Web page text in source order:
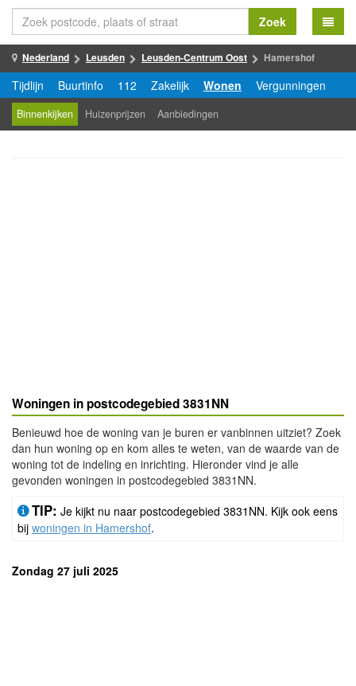
Zoek
Nederland Leusden Leusden-Centrum Oost Hamershof
Tijdlijn Buurtinfo 112 Zakelijk Wonen Vergunningen
Binnenkijken Huizenprijzen Aanbiedingen
Woningen in postcodegebied 3831NN
Benieuwd hoe de woning van je buren er vanbinnen uitziet? Zoek
dan hun woning op en kom alles te weten, van de waarde van de
woning tot de indeling en inrichting. Hieronder vind je alle
gevonden woningen in postcodegebied 3831NN.
TIP: Je kijkt nu naar postcodegebied 3831NN. Kijk ook eens
bij woningen in Hamershof.
Zondag 27 juli 2025